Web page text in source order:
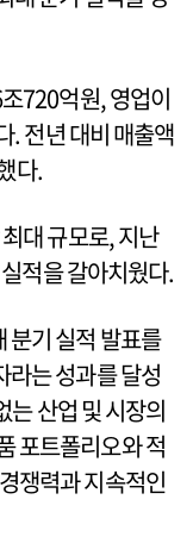
720억원, 영업이
. 전년 대비 매출액
다.
대 규모로, 지난
적을 갈아치웠다.
분기 실적 발표를
라는 성과를 달성
는 산업 및 시장의
포트폴리오와 적
쟁력과 지속적인